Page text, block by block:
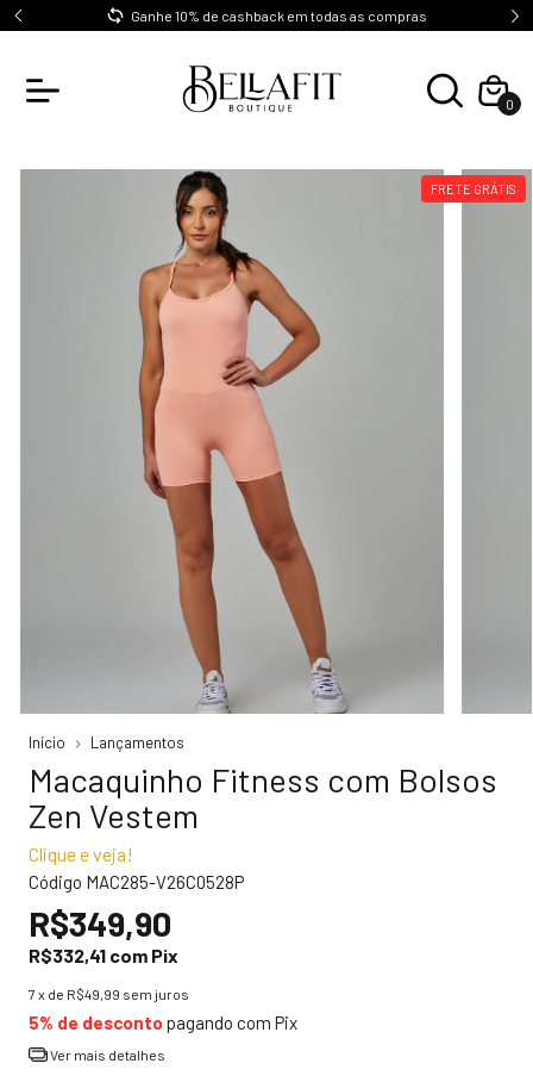
Ganhe 10% de cashback em todas as compras
0
FRETE GRÁTIS
Início Lançamentos
Macaquinho Fitness com Bolsos
Zen Vestem
Clique e veja!
Código MAC285-V26C0528P
R$349,90
R$332,41 com Pix
7 x de R$49,99 sem juros
5% de desconto pagando com Pix
Ver mais detalhes